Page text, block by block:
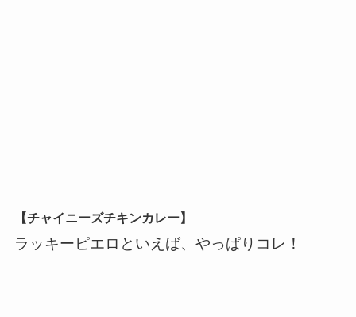
【チャイニーズチキンカレー】
ラッキーピエロといえば、やっぱりコレ！